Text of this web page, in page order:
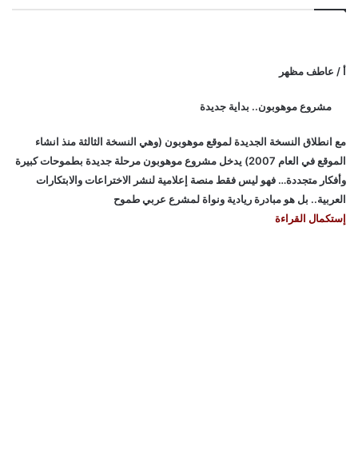
أ / عاطف مظهر
مشروع موهوبون.. بداية جديدة
مع انطلاق النسخة الجديدة لموقع موهوبون (وهي النسخة الثالثة منذ انشاء
الموقع في العام 2007) يدخل مشروع موهوبون مرحلة جديدة بطموحات كبيرة
وأفكار متجددة… فهو ليس فقط منصة إعلامية لنشر الاختراعات والابتكارات
العربية.. بل هو مبادرة ريادية ونواة لمشرع عربي طموح
إستكمال القراءة